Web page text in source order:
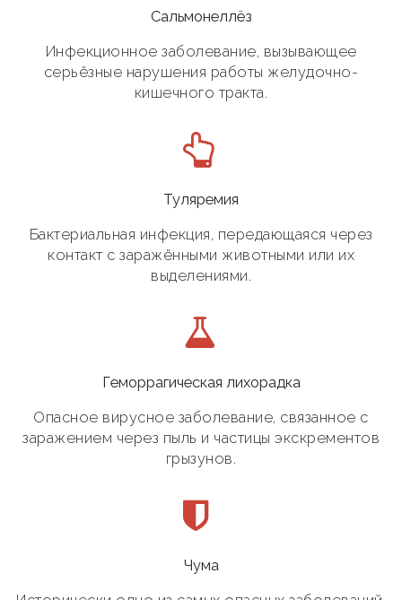
Сальмонеллёз
Инфекционное заболевание, вызывающее
серьёзные нарушения работы желудочно-
кишечного тракта.
Туляремия
Бактериальная инфекция, передающаяся через
контакт с заражёнными животными или их
выделениями.
Геморрагическая лихорадка
Опасное вирусное заболевание, связанное с
заражением через пыль и частицы экскрементов
грызунов.
Чума